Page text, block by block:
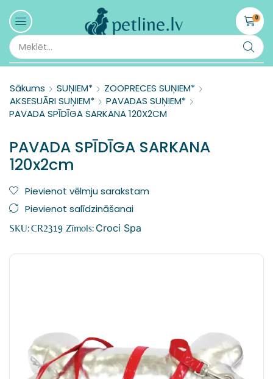
0
Sākums SUŅIEM*
ZOOPRECES SUŅIEM*
AKSESUĀRI SUŅIEM*
PAVADAS SUŅIEM*
PAVADA SPĪDĪGA SARKANA 120X2CM
PAVADA SPĪDĪGA SARKANA
120x2cm
Pievienot vēlmju sarakstam
Pievienot salīdzināšanai
SKU:CR2319 Zīmols: Croci Spa